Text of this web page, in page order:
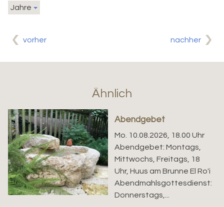
Jahre
vorher nachher
Ähnlich
Abendgebet
Mo. 10.08.2026, 18.00 Uhr
Abendgebet: Montags,
Mittwochs, Freitags, 18
Uhr, Huus am Brunne El Ro'i
Abendmahlsgottesdienst:
Donnerstags,...